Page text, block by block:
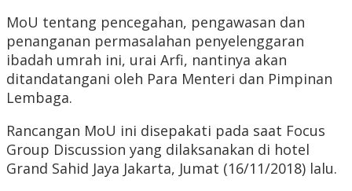
MoU tentang pencegahan, pengawasan dan
penanganan permasalahan penyelenggaran
ibadah umrah ini, urai Arfi, nantinya akan
ditandatangani oleh Para Menteri dan Pimpinan
Lembaga.
Rancangan MoU ini disepakati pada saat Focus
Group Discussion yang dilaksanakan di hotel
Grand Sahid Jaya Jakarta, Jumat (16/11/2018) lalu.